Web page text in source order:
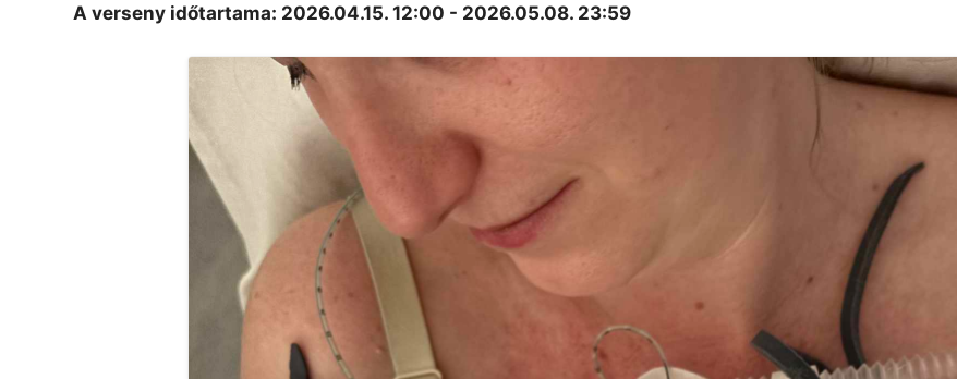
A verseny időtartama: 2026.04.15. 12:00 - 2026.05.08. 23:59